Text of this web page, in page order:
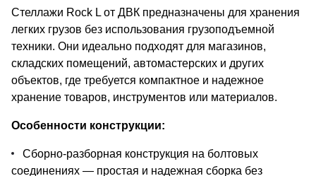
Стеллажи Rock L от ДВК предназначены для хранения
легких грузов без использования грузоподъемной
техники. Они идеально подходят для магазинов,
складских помещений, автомастерских и других
объектов, где требуется компактное и надежное
хранение товаров, инструментов или материалов.
Особенности конструкции:
Сборно-разборная конструкция на болтовых
соединениях — простая и надежная сборка без